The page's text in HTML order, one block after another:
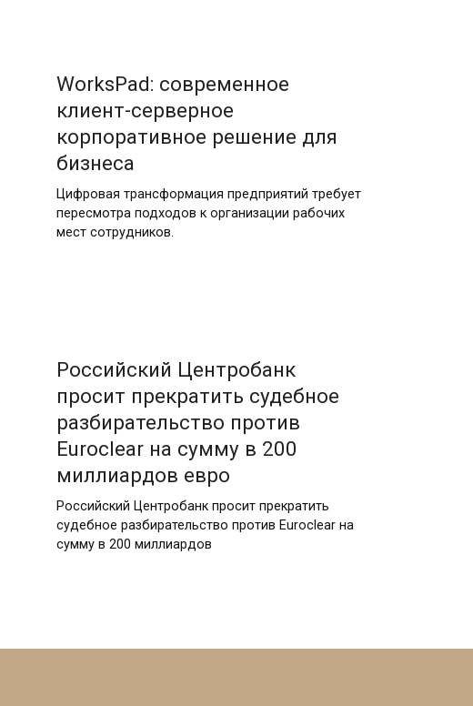
WorksPad: современное
клиент-серверное
корпоративное решение для
бизнеса
Цифровая трансформация предприятий требует
пересмотра подходов к организации рабочих
мест сотрудников.
Российский Центробанк
просит прекратить судебное
разбирательство против
Euroclear на сумму в 200
миллиардов евро
Российский Центробанк просит прекратить
судебное разбирательство против Euroclear на
сумму в 200 миллиардов